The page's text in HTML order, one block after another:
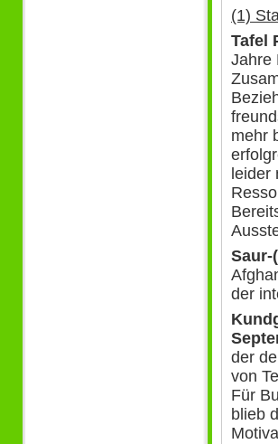
(1)
Tafel
Jahre
mehr
leider
der
der
von
Für
blieb